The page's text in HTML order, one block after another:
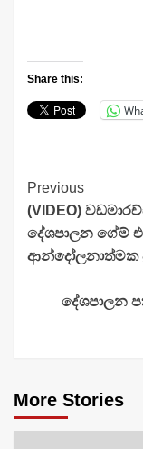
Share this:
Continue
Reading
Previous
(VIDEO)
දේශපාලන ගේම්
ආන්දෝලනාත්මක
දේශපාලන
More Stories